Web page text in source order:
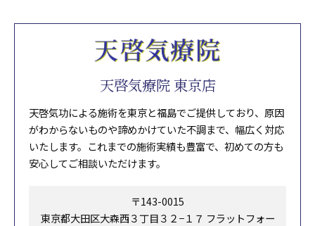
天啓気療院 東京店
天啓気功による施術を東京と福島でご提供しており、原因
がわからないものや諦めかけていた不調まで、幅広く対応
いたします。これまでの施術実績も豊富で、初めての方も
安心してご相談いただけます。
〒143-0015
東京都大田区大森西３丁目３２−１７ フラットフォー